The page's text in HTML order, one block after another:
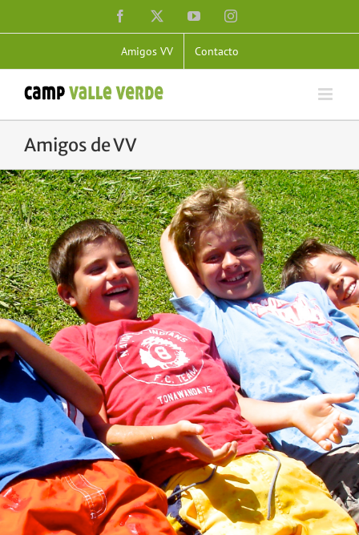
Facebook YouTubeInstagram
Amigos VV Contacto
Amigos de VV